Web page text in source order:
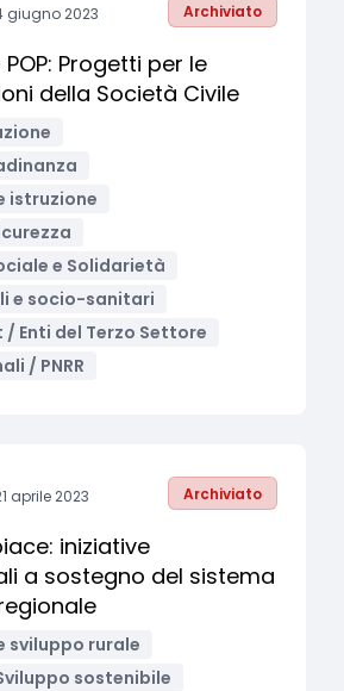
giugno 2023 Archiviato
Progetti per le
della Società Civile
istruzione
e Solidarietà
e socio-sanitari
/ Enti del Terzo Settore
/ PNRR
aprile 2023 Archiviato
iniziative
a sostegno del sistema
sviluppo rurale
sostenibile